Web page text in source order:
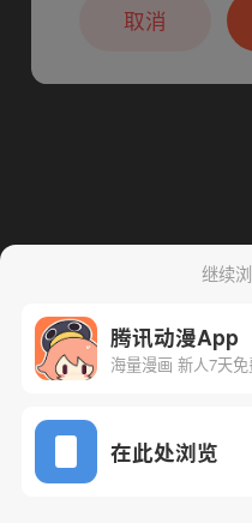
下一话
继续
腾讯动漫App
海量漫画 新人7天
在此处浏览
户
取消